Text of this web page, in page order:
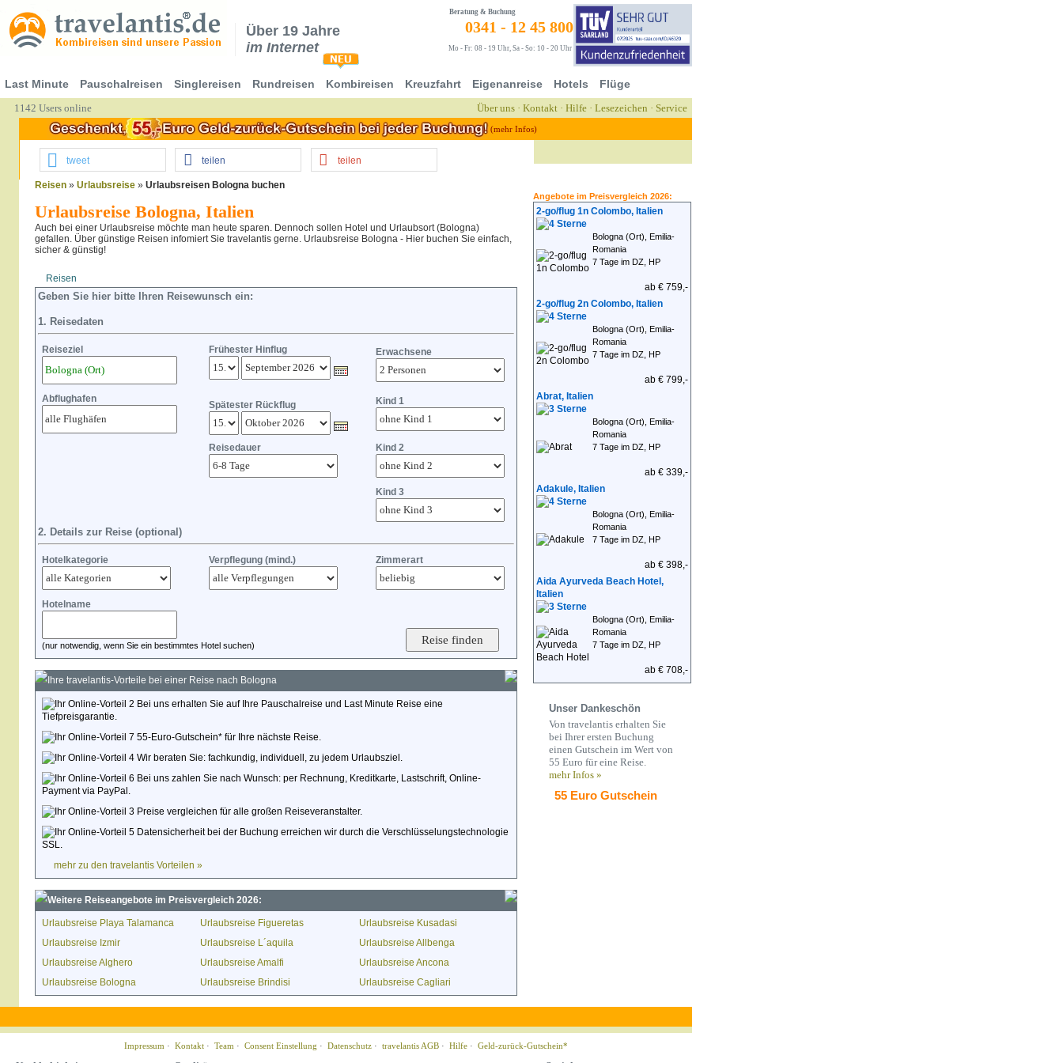
Über 19 Jahre
im Internet
Beratung & Buchung
0341 - 12 45 800
Mo - Fr: 08 - 19 Uhr, Sa - So: 10 - 20 Uhr
Last Minute Pauschalreisen Singlereisen Rundreisen Kombireisen Kreuzfahrt Eigenanreise Hotels Flüge
1142 Users online Über uns · Kontakt · Hilfe · Lesezeichen · Service
(mehr Infos)
tweet teilen teilen
Reisen » Urlaubsreise » Urlaubsreisen Bologna buchen
Urlaubsreise Bologna, Italien
Auch bei einer Urlaubsreise möchte man heute sparen. Dennoch sollen Hotel und Urlaubsort (Bologna)
gefallen. Über günstige Reisen infomiert Sie travelantis gerne. Urlaubsreise Bologna - Hier buchen Sie einfach,
sicher & günstig!
Reisen
Geben Sie hier bitte Ihren Reisewunsch ein:
1. Reisedaten
Reiseziel Frühester Hinflug Erwachsene
Abflughafen
Spätester Rückflug Kind 1
Reisedauer Kind 2
Kind 3
2. Details zur Reise (optional)
Hotelkategorie Verpflegung (mind.) Zimmerart
Hotelname
(nur notwendig, wenn Sie ein bestimmtes Hotel suchen)
Ihre travelantis-Vorteile bei einer Reise nach Bologna
Bei uns erhalten Sie auf Ihre Pauschalreise und Last Minute Reise eine
Tiefpreisgarantie.
55-Euro-Gutschein* für Ihre nächste Reise.
Wir beraten Sie: fachkundig, individuell, zu jedem Urlaubsziel.
Bei uns zahlen Sie nach Wunsch: per Rechnung, Kreditkarte, Lastschrift, Online-
Payment via PayPal.
Preise vergleichen für alle großen Reiseveranstalter.
Datensicherheit bei der Buchung erreichen wir durch die Verschlüsselungstechnologie
SSL.
mehr zu den travelantis Vorteilen »
Weitere Reiseangebote im Preisvergleich 2026:
Urlaubsreise Playa Talamanca Urlaubsreise Figueretas
Urlaubsreise Kusadasi
Urlaubsreise Izmir
Urlaubsreise L´aquila
Urlaubsreise Allbenga
Urlaubsreise Alghero
Urlaubsreise Amalfi
Urlaubsreise Ancona
Urlaubsreise Bologna
Urlaubsreise Brindisi Urlaubsreise Cagliari
Angebote im Preisvergleich 2026:
2-go/flug 1n Colombo, Italien
Bologna (Ort), Emilia-
Romania
7 Tage im DZ, HP
ab € 759,-
2-go/flug 2n Colombo, Italien
Bologna (Ort), Emilia-
Romania
7 Tage im DZ, HP
ab € 799,-
Abrat, Italien
Bologna (Ort), Emilia-
Romania
7 Tage im DZ, HP
ab € 339,-
Adakule, Italien
Bologna (Ort), Emilia-
Romania
7 Tage im DZ, HP
ab € 398,-
Aida Ayurveda Beach Hotel,
Italien
Bologna (Ort), Emilia-
Romania
7 Tage im DZ, HP
ab € 708,-
Unser Dankeschön
Von travelantis erhalten Sie
bei Ihrer ersten Buchung
einen Gutschein im Wert von
55 Euro für eine Reise.
mehr Infos »
55 Euro Gutschein
Impressum · Kontakt · Team · Consent Einstellung · Datenschutz · travelantis AGB · Hilfe · Geld-zurück-Gutschein*